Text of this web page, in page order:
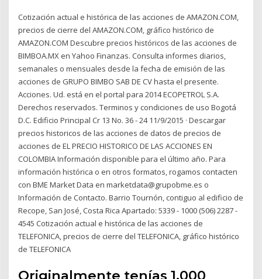
Cotización actual e histórica de las acciones de AMAZON.COM,
precios de cierre del AMAZON.COM, gráfico histórico de
AMAZON.COM Descubre precios históricos de las acciones de
BIMBOA.MX en Yahoo Finanzas. Consulta informes diarios,
semanales o mensuales desde la fecha de emisión de las
acciones de GRUPO BIMBO SAB DE CV hasta el presente.
Acciones. Ud. está en el portal para 2014 ECOPETROL S.A.
Derechos reservados. Terminos y condiciones de uso Bogotá
D.C. Edificio Principal Cr 13 No. 36 - 24 11/9/2015 · Descargar
precios historicos de las acciones de datos de precios de
acciones de EL PRECIO HISTORICO DE LAS ACCIONES EN
COLOMBIA Información disponible para el último año. Para
información histórica o en otros formatos, rogamos contacten
con BME Market Data en marketdata@grupobme.es o
Información de Contacto. Barrio Tournón, contiguo al edificio de
Recope, San José, Costa Rica Apartado: 5339 - 1000 (506) 2287 -
4545 Cotización actual e histórica de las acciones de
TELEFONICA, precios de cierre del TELEFONICA, gráfico histórico
de TELEFONICA
Originalmente tenías 1.000